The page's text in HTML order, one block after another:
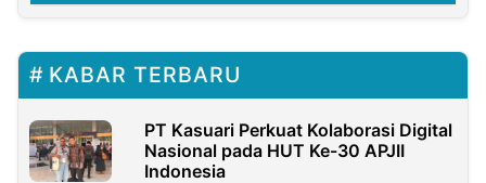
KABAR TERBARU
PT Kasuari Perkuat Kolaborasi Digital
Nasional pada HUT Ke-30 APJII
Indonesia